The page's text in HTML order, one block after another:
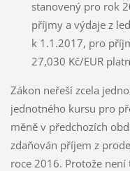
stanovený pro rok
příjmy a výdaje z
k 1.1.2017, pro
27,030 Kč/EUR
Zákon neřeší zcela
jednotného kursu pro
měně v předchozích
zdaňován příjem z
roce 2016. Protože